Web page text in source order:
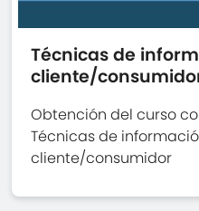
Técnicas de
cliente/
Obtención del curso
Técnicas de
cliente/consumidor